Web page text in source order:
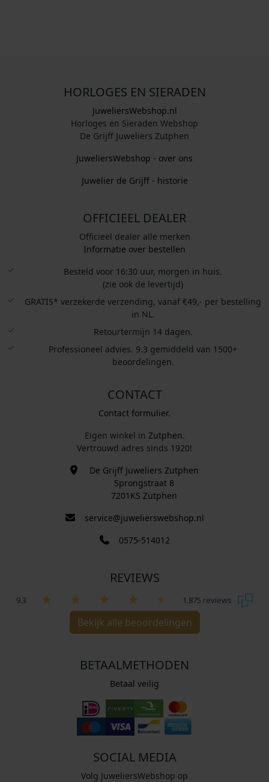
HORLOGES EN SIERADEN
JuweliersWebshop.nl
Horloges en Sieraden Webshop
De Grijff Juweliers Zutphen
JuweliersWebshop - over ons
Juwelier de Grijff - historie
OFFICIEEL DEALER
Officieel dealer alle merken
Informatie over bestellen
Besteld voor 16:30 uur, morgen in huis.
(zie ook de levertijd)
GRATIS* verzekerde verzending, vanaf €49,- per bestelling
in NL.
Retourtermijn 14 dagen.
Professioneel advies. 9.3 gemiddeld van 1500+
beoordelingen.
CONTACT
Contact formulier.
Eigen winkel in Zutphen.
Vertrouwd adres sinds 1920!
De Grijff Juweliers Zutphen
Sprongstraat 8
7201KS Zutphen
service@juwelierswebshop.nl
0575-514012
REVIEWS
9.3 1.875 reviews
Bekijk alle beoordelingen
BETAALMETHODEN
Betaal veilig
SOCIAL MEDIA
Volg JuweliersWebshop op